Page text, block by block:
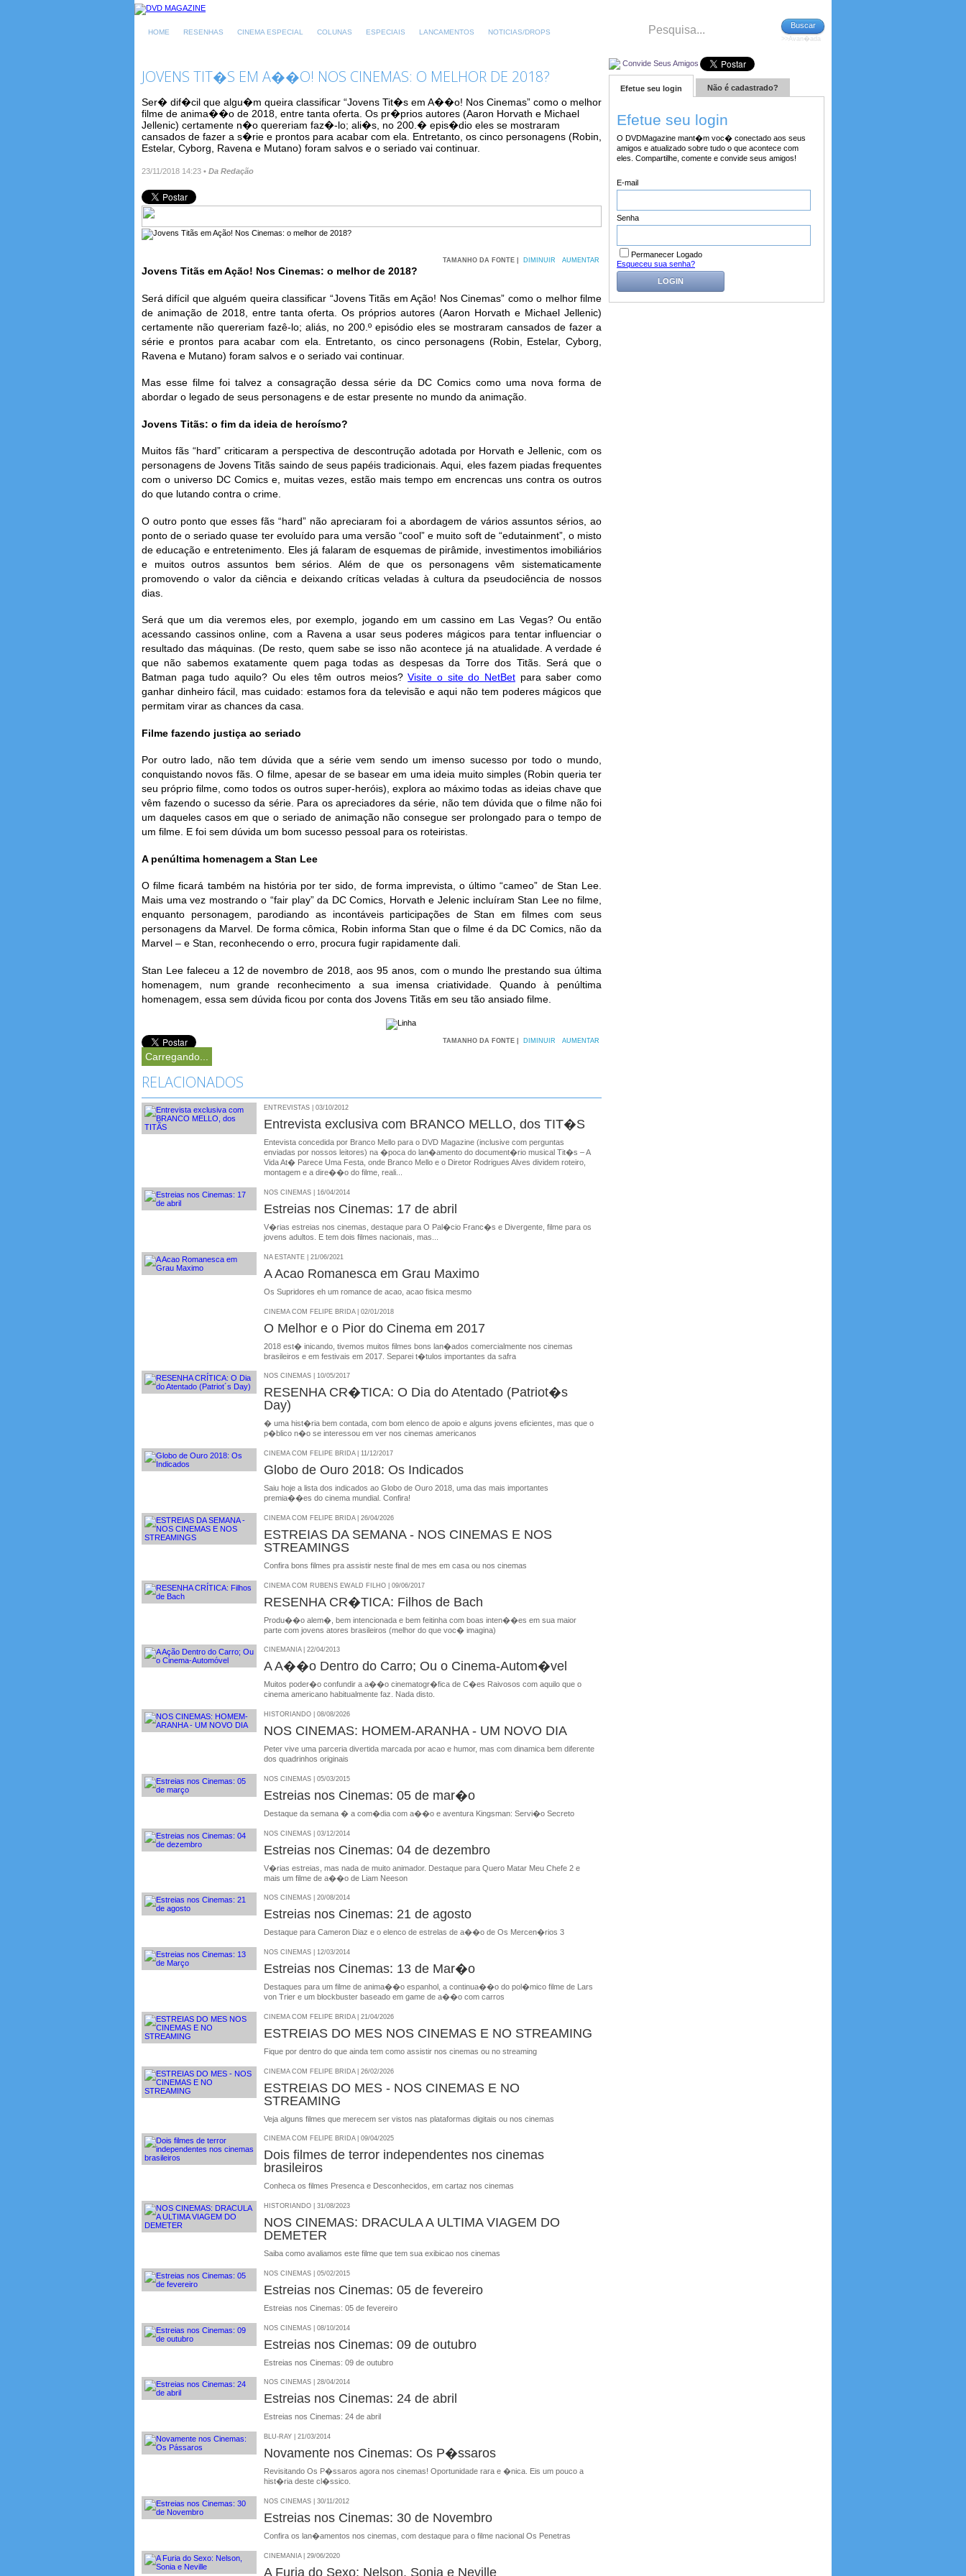
HOME RESENHAS CINEMA ESPECIAL COLUNAS ESPECIAIS LANCAMENTOS NOTICIAS/DROPS
Buscar
>>Avan�ada
JOVENS TIT�S EM A��O! NOS CINEMAS: O MELHOR DE 2018?
Ser� dif�cil que algu�m queira classificar “Jovens Tit�s em A��o! Nos Cinemas” como o melhor
filme de anima��o de 2018, entre tanta oferta. Os pr�prios autores (Aaron Horvath e Michael
Jellenic) certamente n�o quereriam faz�-lo; ali�s, no 200.� epis�dio eles se mostraram
cansados de fazer a s�rie e prontos para acabar com ela. Entretanto, os cinco personagens (Robin,
Estelar, Cyborg, Ravena e Mutano) foram salvos e o seriado vai continuar.
23/11/2018 14:23 • Da Redação
TAMANHO DA FONTE | DIMINUIR AUMENTAR
Jovens Titãs em Ação! Nos Cinemas: o melhor de 2018?
Será difícil que alguém queira classificar “Jovens Titãs em Ação! Nos Cinemas” como o melhor filme
de animação de 2018, entre tanta oferta. Os próprios autores (Aaron Horvath e Michael Jellenic)
certamente não quereriam fazê-lo; aliás, no 200.º episódio eles se mostraram cansados de fazer a
série e prontos para acabar com ela. Entretanto, os cinco personagens (Robin, Estelar, Cyborg,
Ravena e Mutano) foram salvos e o seriado vai continuar.
Mas esse filme foi talvez a consagração dessa série da DC Comics como uma nova forma de
abordar o legado de seus personagens e de estar presente no mundo da animação.
Jovens Titãs: o fim da ideia de heroísmo?
Muitos fãs “hard” criticaram a perspectiva de descontrução adotada por Horvath e Jellenic, com os
personagens de Jovens Titãs saindo de seus papéis tradicionais. Aqui, eles fazem piadas frequentes
com o universo DC Comics e, muitas vezes, estão mais tempo em encrencas uns contra os outros
do que lutando contra o crime.
O outro ponto que esses fãs “hard” não apreciaram foi a abordagem de vários assuntos sérios, ao
ponto de o seriado quase ter evoluído para uma versão “cool” e muito soft de “edutainment”, o misto
de educação e entretenimento. Eles já falaram de esquemas de pirâmide, investimentos imobiliários
e muitos outros assuntos bem sérios. Além de que os personagens vêm sistematicamente
promovendo o valor da ciência e deixando críticas veladas à cultura da pseudociência de nossos
dias.
Será que um dia veremos eles, por exemplo, jogando em um cassino em Las Vegas? Ou então
acessando cassinos online, com a Ravena a usar seus poderes mágicos para tentar influenciar o
resultado das máquinas. (De resto, quem sabe se isso não acontece já na atualidade. A verdade é
que não sabemos exatamente quem paga todas as despesas da Torre dos Titãs. Será que o
Batman paga tudo aquilo? Ou eles têm outros meios?Visite o site do NetBetpara saber como
ganhar dinheiro fácil, mas cuidado: estamos fora da televisão e aqui não tem poderes mágicos que
permitam virar as chances da casa.
Filme fazendo justiça ao seriado
Por outro lado, não tem dúvida que a série vem sendo um imenso sucesso por todo o mundo,
conquistando novos fãs. O filme, apesar de se basear em uma ideia muito simples (Robin queria ter
seu próprio filme, como todos os outros super-heróis), explora ao máximo todas as ideias chave que
vêm fazendo o sucesso da série. Para os apreciadores da série, não tem dúvida que o filme não foi
um daqueles casos em que o seriado de animação não consegue ser prolongado para o tempo de
um filme. E foi sem dúvida um bom sucesso pessoal para os roteiristas.
A penúltima homenagem a Stan Lee
O filme ficará também na história por ter sido, de forma imprevista, o último “cameo” de Stan Lee.
Mais uma vez mostrando o “fair play” da DC Comics, Horvath e Jelenic incluíram Stan Lee no filme,
enquanto personagem, parodiando as incontáveis participações de Stan em filmes com seus
personagens da Marvel. De forma cômica, Robin informa Stan que o filme é da DC Comics, não da
Marvel – e Stan, reconhecendo o erro, procura fugir rapidamente dali.
Stan Lee faleceu a 12 de novembro de 2018, aos 95 anos, com o mundo lhe prestando sua última
homenagem, num grande reconhecimento a sua imensa criatividade. Quando à penúltima
homenagem, essa sem dúvida ficou por conta dos Jovens Titãs em seu tão ansiado filme.
TAMANHO DA FONTE | DIMINUIR AUMENTAR
Carregando...
RELACIONADOS
ENTREVISTAS | 03/10/2012
Entrevista exclusiva com BRANCO MELLO, dos TIT�S
Entevista concedida por Branco Mello para o DVD Magazine (inclusive com perguntas
enviadas por nossos leitores) na �poca do lan�amento do document�rio musical Tit�s – A
Vida At� Parece Uma Festa, onde Branco Mello e o Diretor Rodrigues Alves dividem roteiro,
montagem e a dire��o do filme, reali...
NOS CINEMAS | 16/04/2014
Estreias nos Cinemas: 17 de abril
V�rias estreias nos cinemas, destaque para O Pal�cio Franc�s e Divergente, filme para os
jovens adultos. E tem dois filmes nacionais, mas...
NA ESTANTE | 21/06/2021
A Acao Romanesca em Grau Maximo
Os Supridores eh um romance de acao, acao fisica mesmo
CINEMA COM FELIPE BRIDA | 02/01/2018
O Melhor e o Pior do Cinema em 2017
2018 est� inicando, tivemos muitos filmes bons lan�ados comercialmente nos cinemas
brasileiros e em festivais em 2017. Separei t�tulos importantes da safra
NOS CINEMAS | 10/05/2017
RESENHA CR�TICA: O Dia do Atentado (Patriot�s
Day)
� uma hist�ria bem contada, com bom elenco de apoio e alguns jovens eficientes, mas que o
p�blico n�o se interessou em ver nos cinemas americanos
CINEMA COM FELIPE BRIDA | 11/12/2017
Globo de Ouro 2018: Os Indicados
Saiu hoje a lista dos indicados ao Globo de Ouro 2018, uma das mais importantes
premia��es do cinema mundial. Confira!
CINEMA COM FELIPE BRIDA | 26/04/2026
ESTREIAS DA SEMANA - NOS CINEMAS E NOS
STREAMINGS
Confira bons filmes pra assistir neste final de mes em casa ou nos cinemas
CINEMA COM RUBENS EWALD FILHO | 09/06/2017
RESENHA CR�TICA: Filhos de Bach
Produ��o alem�, bem intencionada e bem feitinha com boas inten��es em sua maior
parte com jovens atores brasileiros (melhor do que voc� imagina)
CINEMANIA | 22/04/2013
A A��o Dentro do Carro; Ou o Cinema-Autom�vel
Muitos poder�o confundir a a��o cinematogr�fica de C�es Raivosos com aquilo que o
cinema americano habitualmente faz. Nada disto.
HISTORIANDO | 08/08/2026
NOS CINEMAS: HOMEM-ARANHA - UM NOVO DIA
Peter vive uma parceria divertida marcada por acao e humor, mas com dinamica bem diferente
dos quadrinhos originais
NOS CINEMAS | 05/03/2015
Estreias nos Cinemas: 05 de mar�o
Destaque da semana � a com�dia com a��o e aventura Kingsman: Servi�o Secreto
NOS CINEMAS | 03/12/2014
Estreias nos Cinemas: 04 de dezembro
V�rias estreias, mas nada de muito animador. Destaque para Quero Matar Meu Chefe 2 e
mais um filme de a��o de Liam Neeson
NOS CINEMAS | 20/08/2014
Estreias nos Cinemas: 21 de agosto
Destaque para Cameron Diaz e o elenco de estrelas de a��o de Os Mercen�rios 3
NOS CINEMAS | 12/03/2014
Estreias nos Cinemas: 13 de Mar�o
Destaques para um filme de anima��o espanhol, a continua��o do pol�mico filme de Lars
von Trier e um blockbuster baseado em game de a��o com carros
CINEMA COM FELIPE BRIDA | 21/04/2026
ESTREIAS DO MES NOS CINEMAS E NO STREAMING
Fique por dentro do que ainda tem como assistir nos cinemas ou no streaming
CINEMA COM FELIPE BRIDA | 26/02/2026
ESTREIAS DO MES - NOS CINEMAS E NO
STREAMING
Veja alguns filmes que merecem ser vistos nas plataformas digitais ou nos cinemas
CINEMA COM FELIPE BRIDA | 09/04/2025
Dois filmes de terror independentes nos cinemas
brasileiros
Conheca os filmes Presenca e Desconhecidos, em cartaz nos cinemas
HISTORIANDO | 31/08/2023
NOS CINEMAS: DRACULA A ULTIMA VIAGEM DO
DEMETER
Saiba como avaliamos este filme que tem sua exibicao nos cinemas
NOS CINEMAS | 05/02/2015
Estreias nos Cinemas: 05 de fevereiro
Estreias nos Cinemas: 05 de fevereiro
NOS CINEMAS | 08/10/2014
Estreias nos Cinemas: 09 de outubro
Estreias nos Cinemas: 09 de outubro
NOS CINEMAS | 28/04/2014
Estreias nos Cinemas: 24 de abril
Estreias nos Cinemas: 24 de abril
BLU-RAY | 21/03/2014
Novamente nos Cinemas: Os P�ssaros
Revisitando Os P�ssaros agora nos cinemas! Oportunidade rara e �nica. Eis um pouco a
hist�ria deste cl�ssico.
NOS CINEMAS | 30/11/2012
Estreias nos Cinemas: 30 de Novembro
Confira os lan�amentos nos cinemas, com destaque para o filme nacional Os Penetras
CINEMANIA | 29/06/2020
A Furia do Sexo: Nelson, Sonia e Neville
Convide Seus Amigos
Efetue seu login Não é cadastrado?
Efetue seu login
O DVDMagazine mant�m voc� conectado aos seus
amigos e atualizado sobre tudo o que acontece com
eles. Compartilhe, comente e convide seus amigos!
E-mail
Senha
Permanecer Logado
Esqueceu sua senha?
LOGIN